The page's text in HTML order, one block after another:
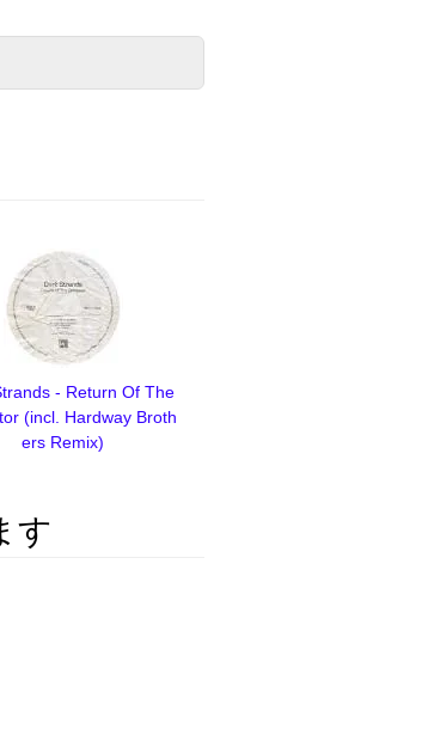
- Return Of The
(incl. Hardway Broth
ers Remix)
す